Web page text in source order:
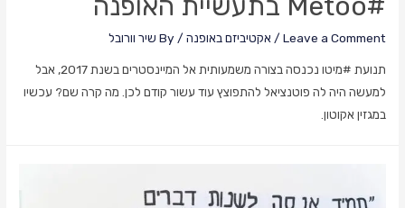
Leave a Comment
/ אקטיביזם באופנה / By שיר וורובל
תנועת #מיטו נכנסה בצורה משמעותית אל המיינסטרים בשנת 2017, אבל
למעשה היה לה פוטנציאל להתפוצץ עוד עשור קודם לכן. מה קרה שם? עכשיו
במגזין אקוטון.